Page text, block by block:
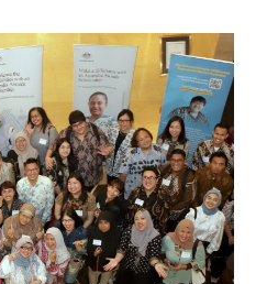
2:19 PM
Penyandang
Arah Reformasi